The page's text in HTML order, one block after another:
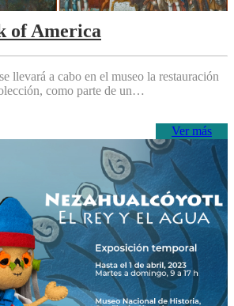
of America
llevará a cabo en el museo la restauración
como parte de un…
Ver más